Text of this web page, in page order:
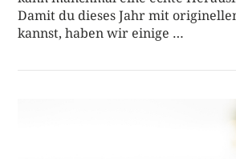
Damit du dieses Jahr mit
kannst, haben wir einige …